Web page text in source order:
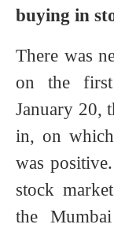
buying in
There was
on the
January 20,
in, on
was
stock
the